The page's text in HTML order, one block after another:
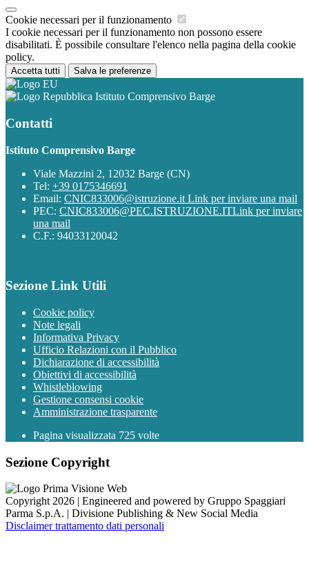
Cookie necessari per il funzionamento
I cookie necessari per il funzionamento non possono essere
disabilitati. È possibile consultare l'elenco nella pagina della cookie
policy.
Accetta tutti Salva le preferenze
Istituto Comprensivo Barge
Contatti
Istituto Comprensivo Barge
Viale Mazzini 2, 12032 Barge (CN)
Tel: +39 0175346691
Email: CNIC833006@istruzione.it Link per inviare una mail
PEC: CNIC833006@PEC.ISTRUZIONE.ITLink per inviare
una mail
C.F.: 94033120042
Sezione Link Utili
Cookie policy
Note legali
Informativa Privacy
Ufficio Relazioni con il Pubblico
Dichiarazione di accessibilità
Obiettivi di accessibilità
Whistleblowing
Gestione consensi cookie
Amministrazione trasparente
Pagina visualizzata 725 volte
Sezione Copyright
Copyright 2026 | Engineered and powered by Gruppo Spaggiari
Parma S.p.A. | Divisione Publishing & New Social Media
Disclaimer trattamento dati personali